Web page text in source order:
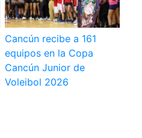
Cancún recibe a 161
equipos en la Copa
Cancún Junior de
Voleibol 2026